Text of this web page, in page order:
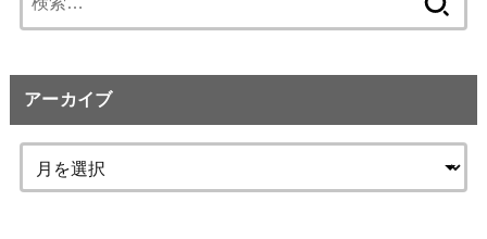
索:
アーカイブ